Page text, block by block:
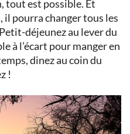
tout est possible. Et
il pourra changer tous les
déjeunez au lever du
à l’écart pour manger en
dinez au coin du
!